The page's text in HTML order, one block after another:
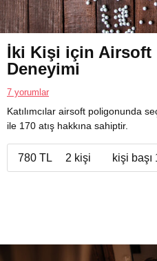
İki Kişi için Airsoft
Deneyimi
7 yorumlar
Katılımcılar airsoft poligonunda
ile 170 atış hakkına sahiptir.
780 TL 2 kişi kişi başı